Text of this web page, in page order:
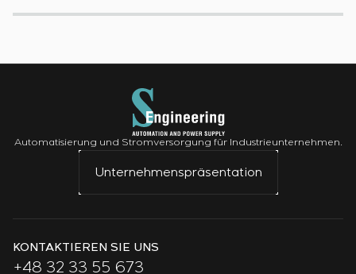
Automatisierung und Stromversorgung für Industrieunternehmen.
Unternehmenspräsentation
KONTAKTIEREN SIE UNS
+48 32 33 55 673